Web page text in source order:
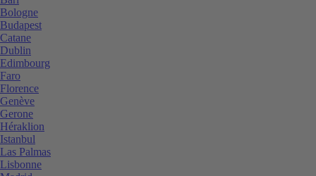
Bologne
Budapest
Catane
Dublin
Edimbourg
Faro
Florence
Genève
Gerone
Héraklion
Istanbul
Las Palmas
Lisbonne